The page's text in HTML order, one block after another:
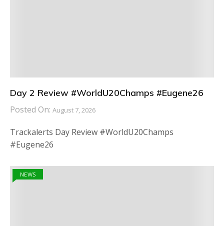
Day 2 Review #WorldU20Champs #Eugene26
Posted On: August 7, 2026
Trackalerts Day Review #WorldU20Champs
#Eugene26
NEWS